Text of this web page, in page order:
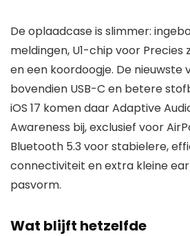
De oplaadcase is slimmer:
meldingen, U1-chip voor Precies
en een koordoogje. De nieuwste
bovendien USB-C en betere
iOS 17 komen daar Adaptive
Awareness bij, exclusief voor
Bluetooth 5.3 voor stabielere,
connectiviteit en extra kleine
pasvorm.
Wat blijft hetzelfde